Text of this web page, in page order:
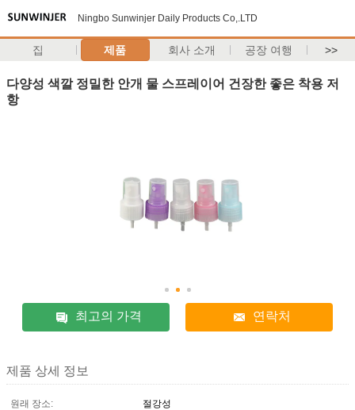
Ningbo Sunwinjer Daily Products Co,.LTD
집 제품 회사 소개 공장 여행 >>
다양성 색깔 정밀한 안개 물 스프레이어 건장한 좋은 착용 저
항
최고의 가격 연락처
제품 상세 정보
원래 장소:
절강성